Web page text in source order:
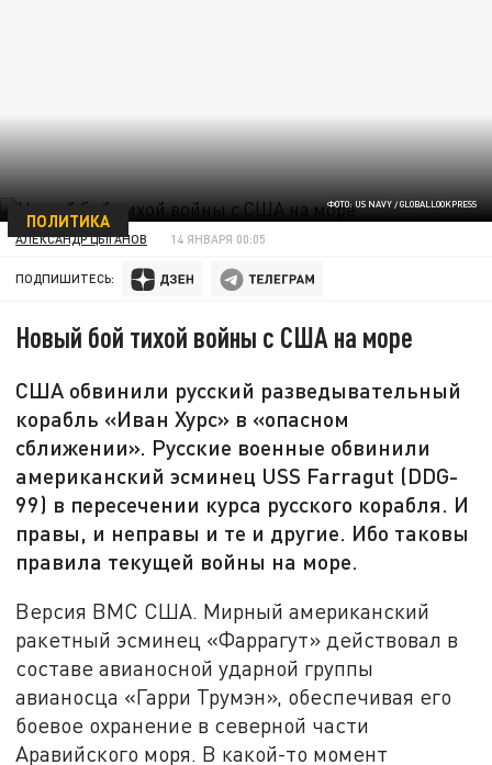
ФОТО: US NAVY / GLOBALLOOKPRESS
ПОЛИТИКА
АЛЕКСАНДР ЦЫГАНОВ 14 ЯНВАРЯ 00:05
ПОДПИШИТЕСЬ:
Новый бой тихой войны с США на море
США обвинили русский разведывательный
корабль «Иван Хурс» в «опасном
сближении». Русские военные обвинили
американский эсминец USS Farragut (DDG-
99) в пересечении курса русского корабля. И
правы, и неправы и те и другие. Ибо таковы
правила текущей войны на море.
Версия ВМС США. Мирный американский
ракетный эсминец «Фаррагут» действовал в
составе авианосной ударной группы
авианосца «Гарри Трумэн», обеспечивая его
боевое охранение в северной части
Аравийского моря. В какой-то момент